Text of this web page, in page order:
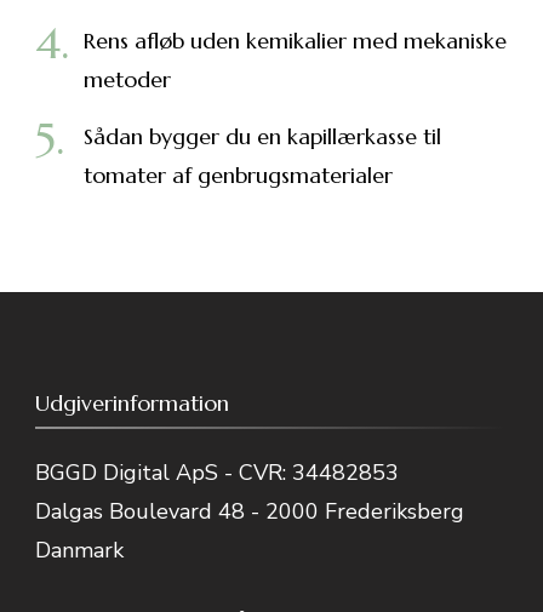
Rens afløb uden kemikalier med mekaniske
metoder
Sådan bygger du en kapillærkasse til
tomater af genbrugsmaterialer
Udgiverinformation
BGGD Digital ApS - CVR: 34482853
Dalgas Boulevard 48 - 2000 Frederiksberg
Danmark